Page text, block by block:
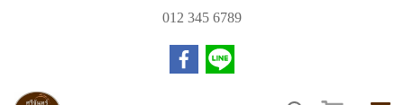
012 345 6789